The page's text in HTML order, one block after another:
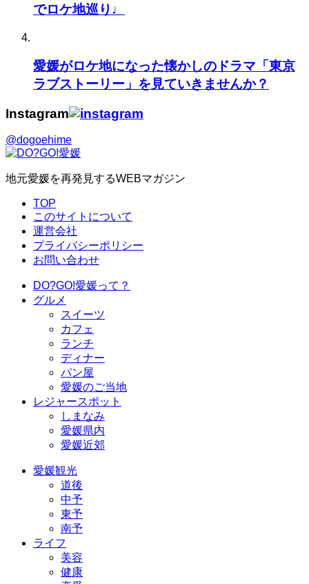
でロケ地巡り♩
愛媛がロケ地になった懐かしのドラマ「東京
ラブストーリー」を見ていきませんか？
Instagram
@dogoehime
地元愛媛を再発見するWEBマガジン
TOP
このサイトについて
運営会社
プライバシーポリシー
お問い合わせ
DO?GO!愛媛って？
グルメ
スイーツ
カフェ
ランチ
ディナー
パン屋
愛媛のご当地
レジャースポット
しまなみ
愛媛県内
愛媛近郊
愛媛観光
道後
中予
東予
南予
ライフ
美容
健康